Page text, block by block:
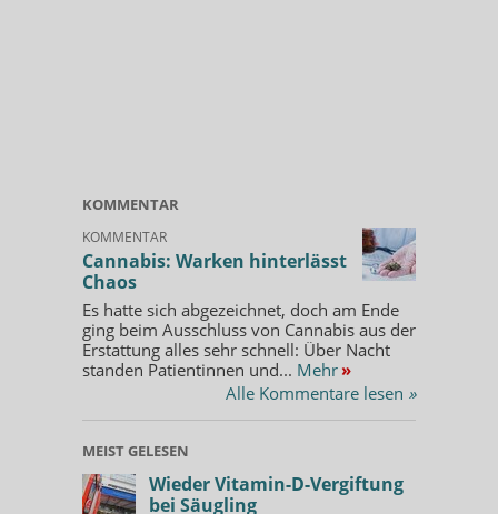
KOMMENTAR
KOMMENTAR
Cannabis: Warken hinterlässt
Chaos
Es hatte sich abgezeichnet, doch am Ende
ging beim Ausschluss von Cannabis aus der
Erstattung alles sehr schnell: Über Nacht
standen Patientinnen und... Mehr »
Alle Kommentare lesen »
MEIST GELESEN
Wieder Vitamin-D-Vergiftung
bei Säugling